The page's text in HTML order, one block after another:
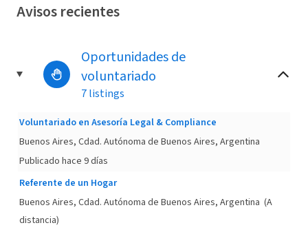
Avisos recientes
Oportunidades de
voluntariado
7 listings
Voluntariado en Asesoría Legal & Compliance
Buenos Aires, Cdad. Autónoma de Buenos Aires, Argentina
Publicado hace 9 días
Referente de un Hogar
Buenos Aires, Cdad. Autónoma de Buenos Aires, Argentina (A
distancia)